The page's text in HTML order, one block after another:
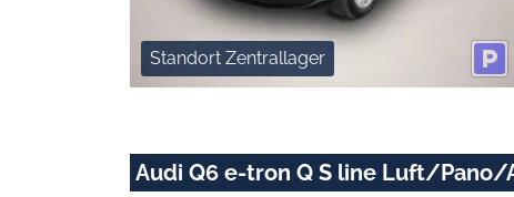
Standort Zentrallager
Audi Q6 e-tron Q S line Luft/